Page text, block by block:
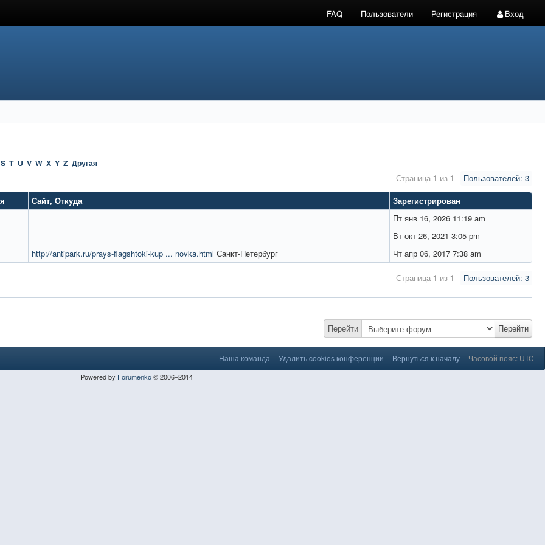
FAQ Пользователи Регистрация Вход
S T U V W X Y Z Другая
Пользователей: 3
Страница 1 из 1
Сайт, Откуда
Зарегистрирован
Пт янв 16, 2026 11:19 am
Вт окт 26, 2021 3:05 pm
http://antipark.ru/prays-flagshtoki-kup ... novka.html Санкт-Петербург Чт апр 06, 2017 7:38 am
Пользователей: 3
Страница 1 из 1
Перейти Перейти
Наша команда Удалить cookies конференции Вернуться к началу Часовой пояс: UTC
Powered by Forumenko© 2006–2014